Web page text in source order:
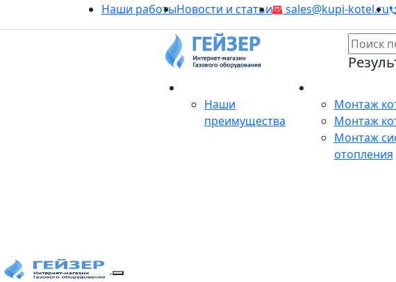
Наши работыНовости и статьи sales@kupi-kotel.ru
Наши
преимущества
Монтаж
Монтаж
Монтаж
отопления